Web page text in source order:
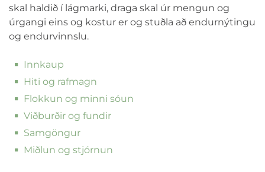
skal haldið í lágmarki, draga skal úr mengun og
úrgangi eins og kostur er og stuðla að endurnýtingu
og endurvinnslu.
Innkaup
Hiti og rafmagn
Flokkun og minni sóun
Viðburðir og fundir
Samgöngur
Miðlun og stjórnun